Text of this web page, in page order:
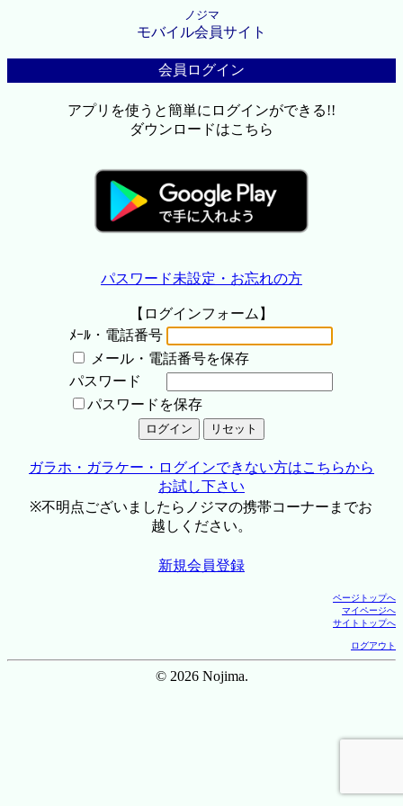
ノジマ
モバイル会員サイト
会員ログイン
アプリを使うと簡単にログインができる!!
ダウンロードはこちら
パスワード未設定・お忘れの方
【ログインフォーム】
ﾒｰﾙ・電話番号
メール・電話番号を保存
パスワード
パスワードを保存
ガラホ・ガラケー・ログインできない方はこちらから
お試し下さい
※不明点ございましたらノジマの携帯コーナーまでお
越しください。
新規会員登録
ページトップへ
マイページへ
サイトトップへ
ログアウト
© 2026 Nojima.